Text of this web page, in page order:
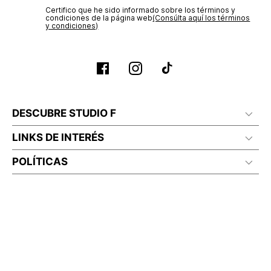
Certifico que he sido informado sobre los términos y
condiciones de la página web‎(Consúlta aquí los términos
y condiciones)
DESCUBRE STUDIO F
LINKS DE INTERÉS
POLÍTICAS